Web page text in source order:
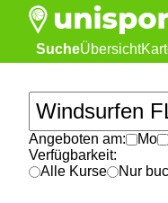
SucheÜbersicht
Angeboten am: Mo
Verfügbarkeit:
Alle Kurse
Nur